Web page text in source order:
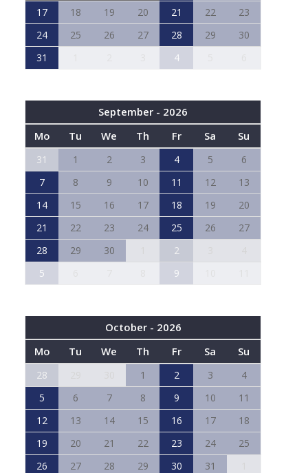
17
18 19 20 21 22
23
24
25 26 27 28 29
30
31
4
September - 2026
Mo
Tu We Th Fr Sa Su
31 1 2 3 4 5
6
7
8 9 10 11 12
13
14
15 16 17 18 19
20
21
22 23 24 25 26
27
28
29 30 2
5
9
October - 2026
Mo
Tu We Th Fr Sa Su
28 1 2 3
4
5
6 7 8 9 10
11
12
13 14 15 16 17
18
19
20 21 22 23 24
25
26
27 28 29 30 31